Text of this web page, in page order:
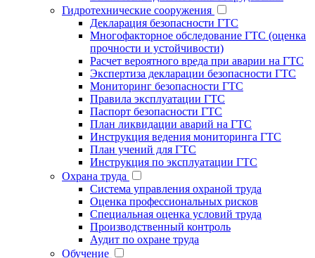
Гидротехнические сооружения
Декларация безопасности ГТС
Многофакторное обследование ГТС (оценка
прочности и устойчивости)
Расчет вероятного вреда при аварии на ГТС
Экспертиза декларации безопасности ГТС
Мониторинг безопасности ГТС
Правила эксплуатации ГТС
Паспорт безопасности ГТС
План ликвидации аварий на ГТС
Инструкция ведения мониторинга ГТС
План учений для ГТС
Инструкция по эксплуатации ГТС
Охрана труда
Система управления охраной труда
Оценка профессиональных рисков
Специальная оценка условий труда
Производственный контроль
Аудит по охране труда
Обучение